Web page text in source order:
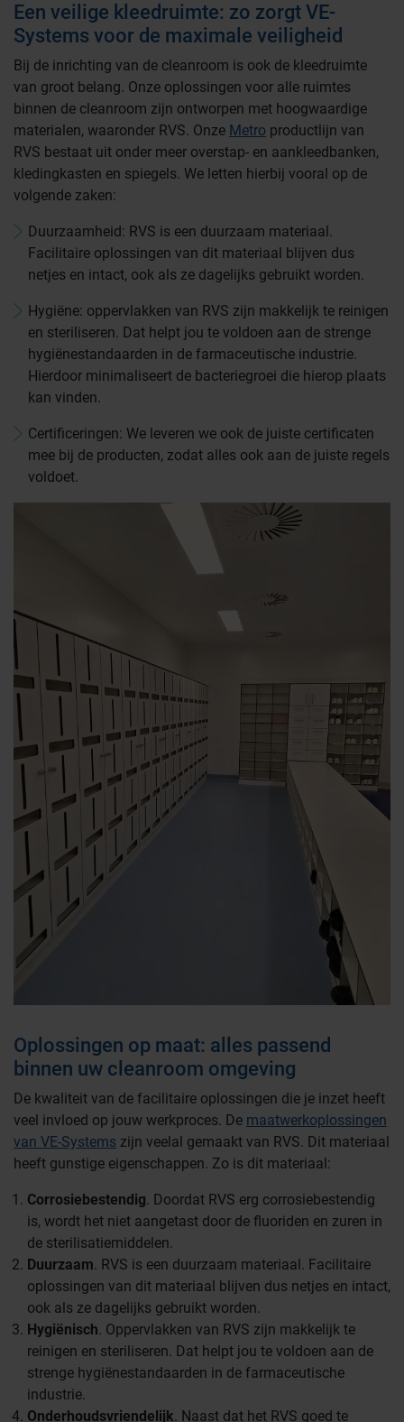
Een veilige kleedruimte: zo zorgt VE-
Systems voor de maximale veiligheid
Bij de inrichting van de cleanroom is ook de kleedruimte
van groot belang. Onze oplossingen voor alle ruimtes
binnen de cleanroom zijn ontworpen met hoogwaardige
materialen, waaronder RVS. Onze Metro productlijn van
RVS bestaat uit onder meer overstap- en aankleedbanken,
kledingkasten en spiegels. We letten hierbij vooral op de
volgende zaken:
Duurzaamheid: RVS is een duurzaam materiaal.
Facilitaire oplossingen van dit materiaal blijven dus
netjes en intact, ook als ze dagelijks gebruikt worden.
Hygiëne: oppervlakken van RVS zijn makkelijk te reinigen
en steriliseren. Dat helpt jou te voldoen aan de strenge
hygiënestandaarden in de farmaceutische industrie.
Hierdoor minimaliseert de bacteriegroei die hierop plaats
kan vinden.
Certificeringen: We leveren we ook de juiste certificaten
mee bij de producten, zodat alles ook aan de juiste regels
voldoet.
Oplossingen op maat: alles passend
binnen uw cleanroom omgeving
De kwaliteit van de facilitaire oplossingen die je inzet heeft
veel invloed op jouw werkproces. De maatwerkoplossingen
van VE-Systems zijn veelal gemaakt van RVS. Dit materiaal
heeft gunstige eigenschappen. Zo is dit materiaal:
Corrosiebestendig. Doordat RVS erg corrosiebestendig
is, wordt het niet aangetast door de fluoriden en zuren in
de sterilisatiemiddelen.
Duurzaam. RVS is een duurzaam materiaal. Facilitaire
oplossingen van dit materiaal blijven dus netjes en intact,
ook als ze dagelijks gebruikt worden.
Hygiënisch. Oppervlakken van RVS zijn makkelijk te
reinigen en steriliseren. Dat helpt jou te voldoen aan de
strenge hygiënestandaarden in de farmaceutische
industrie.
Onderhoudsvriendelijk. Naast dat het RVS goed te
Cleanrooms
Logistiek en opslag
Afvalinzamelaars
Farmaceutische industrie
Medicijn- en verbandkasten
Werkplekinrichting